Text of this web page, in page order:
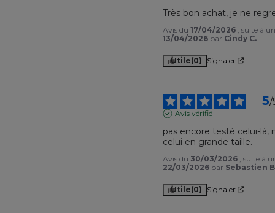
Très bon achat, je ne
Avis du17/04/2026 , suite à
13/04/2026 par Cindy C.
Utile(0) Signaler
5/
Avis vérifié
pas encore testé celui-là,
celui en grande taille.
Avis du 30/03/2026 , suite à
22/03/2026 par Sebastien
Utile(0) Signaler